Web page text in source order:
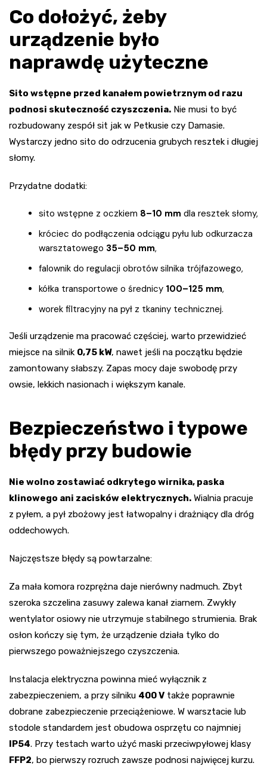
Co dołożyć, żeby
urządzenie było
naprawdę użyteczne
Sito wstępne przed kanałem powietrznym od razu
podnosi skuteczność czyszczenia. Nie musi to być
rozbudowany zespół sit jak w Petkusie czy Damasie.
Wystarczy jedno sito do odrzucenia grubych resztek i długiej
słomy.
Przydatne dodatki:
sito wstępne z oczkiem 8–10 mm dla resztek słomy,
króciec do podłączenia odciągu pyłu lub odkurzacza
warsztatowego 35–50 mm,
falownik do regulacji obrotów silnika trójfazowego,
kółka transportowe o średnicy 100–125 mm,
worek filtracyjny na pył z tkaniny technicznej.
Jeśli urządzenie ma pracować częściej, warto przewidzieć
miejsce na silnik 0,75 kW, nawet jeśli na początku będzie
zamontowany słabszy. Zapas mocy daje swobodę przy
owsie, lekkich nasionach i większym kanale.
Bezpieczeństwo i typowe
błędy przy budowie
Nie wolno zostawiać odkrytego wirnika, paska
klinowego ani zacisków elektrycznych. Wialnia pracuje
z pyłem, a pył zbożowy jest łatwopalny i drażniący dla dróg
oddechowych.
Najczęstsze błędy są powtarzalne:
Za mała komora rozprężna daje nierówny nadmuch. Zbyt
szeroka szczelina zasuwy zalewa kanał ziarnem. Zwykły
wentylator osiowy nie utrzymuje stabilnego strumienia. Brak
osłon kończy się tym, że urządzenie działa tylko do
pierwszego poważniejszego czyszczenia.
Instalacja elektryczna powinna mieć wyłącznik z
zabezpieczeniem, a przy silniku 400 V także poprawnie
dobrane zabezpieczenie przeciążeniowe. W warsztacie lub
stodole standardem jest obudowa osprzętu co najmniej
IP54. Przy testach warto użyć maski przeciwpyłowej klasy
FFP2, bo pierwszy rozruch zawsze podnosi najwięcej kurzu.